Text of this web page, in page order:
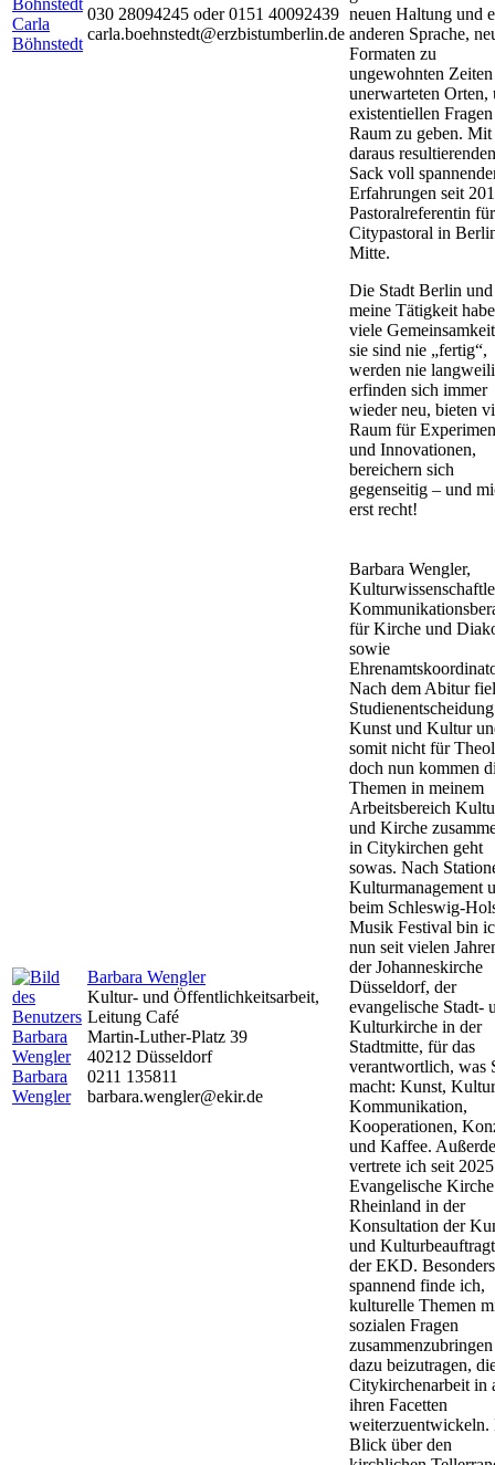
Carla
Böhnstedt
030 28094245 oder 0151 40092439
carla.boehnstedt@erzbistumberlin.de
neuen Haltung und
anderen Sprache,
Formaten zu
ungewohnten
unerwarteten Orten,
existentiellen Fragen
Raum zu geben. Mit
daraus resultierenden
Sack voll
Erfahrungen seit
Pastoralreferentin für
Citypastoral in
Mitte.
Die Stadt Berlin und
meine Tätigkeit
viele
sie sind nie „fertig“,
werden nie
erfinden sich immer
wieder neu, bieten
Raum für
und Innovationen,
bereichern sich
gegenseitig – und
erst recht!
Barbara
Wengler
Barbara Wengler
Kultur- und Öffentlichkeitsarbeit,
Leitung Café
Martin-Luther-Platz 39
40212 Düsseldorf
0211 135811
barbara.wengler@ekir.de
Barbara Wengler,
für Kirche und
sowie
Nach dem Abitur
Kunst und Kultur
somit nicht für
doch nun kommen
Themen in meinem
Arbeitsbereich
und Kirche
in Citykirchen geht
sowas. Nach
Kulturmanagement
beim Schleswig-
Musik Festival bin
nun seit vielen
der Johanneskirche
Düsseldorf, der
evangelische Stadt-
Kulturkirche in der
Stadtmitte, für das
verantwortlich, was
macht: Kunst,
Kommunikation,
Kooperationen,
und Kaffee.
vertrete ich seit
Evangelische
Rheinland in der
Konsultation der
und
der EKD. Besonders
spannend finde ich,
kulturelle Themen
sozialen Fragen
dazu beizutragen,
Citykirchenarbeit in
ihren Facetten
weiterzuentwickeln.
Blick über den